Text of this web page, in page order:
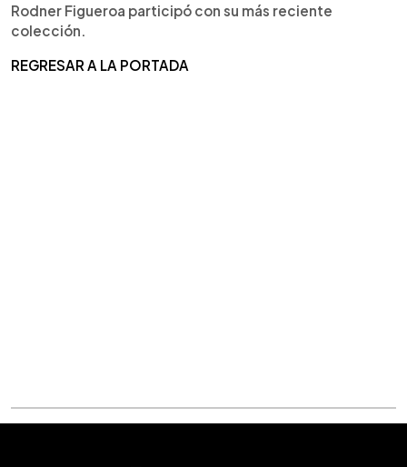
Rodner Figueroa participó con su más reciente
colección.
REGRESAR A LA PORTADA